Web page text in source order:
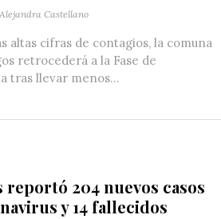
Alejandra Castellano
altas cifras de contagios, la comuna
retrocederá a la Fase de
tras llevar menos...
reportó 204 nuevos casos
y 14 fallecidos